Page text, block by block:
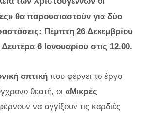
θα παρουσιαστούν για δύο
Πέμπτη 26 Δεκεμβρίου
Δευτέρα 6 Ιανουαρίου στις 12.00.
οπτική που φέρνει το έργο
θεατή, οι «Μικρές
να αγγίξουν τις καρδιές